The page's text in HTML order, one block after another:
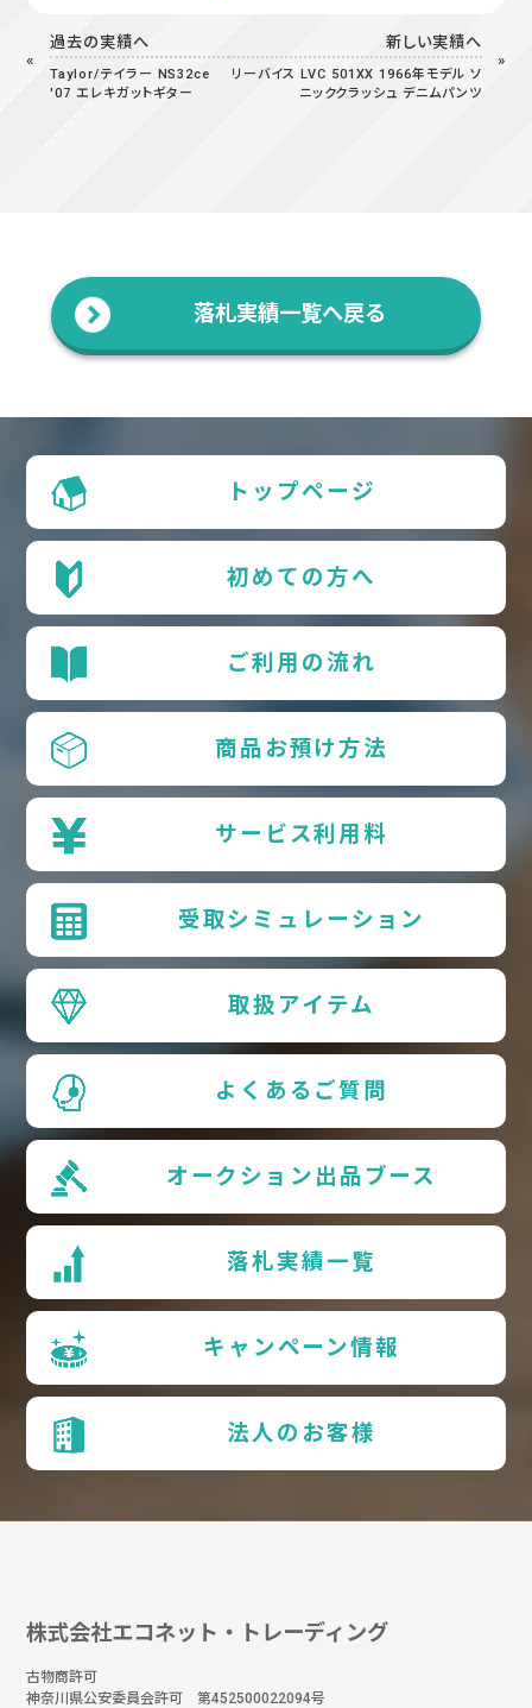
過去の実績へ
Taylor/テイラー NS32ce
'07 エレキガットギター
新しい実績へ
リーバイス LVC 501XX 1966年モデル ソ
ニッククラッシュ デニムパンツ
落札実績一覧へ戻る
トップページ
初めての方へ
ご利用の流れ
商品お預け方法
サービス利用料
受取シミュレーション
取扱アイテム
よくあるご質問
オークション出品ブース
落札実績一覧
キャンペーン情報
法人のお客様
株式会社エコネット・トレーディング
古物商許可
神奈川県公安委員会許可 第452500022094号